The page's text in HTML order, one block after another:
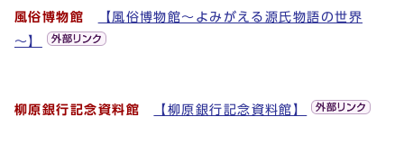
風俗博物館
【風俗博物館～よみがえる源氏物語の世界
～】
柳原銀行記念資料館 【柳原銀行記念資料館】